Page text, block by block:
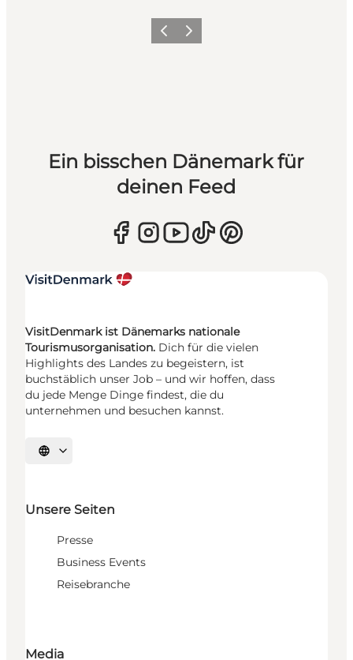
ZurückWeiter
Ein bisschen Dänemark für
deinen Feed
VisitDenmark ist Dänemarks nationale
Tourismusorganisation. Dich für die vielen
Highlights des Landes zu begeistern, ist
buchstäblich unser Job – und wir hoffen, dass
du jede Menge Dinge findest, die du
unternehmen und besuchen kannst.
Sprache auswählen
Unsere Seiten
Presse
Business Events
Reisebranche
Media